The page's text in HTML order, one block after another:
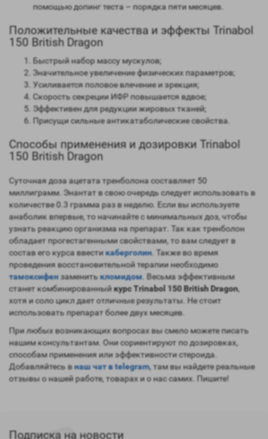
помощью допинг теста – порядка пяти месяцев.
Положительные качества и эффекты Trinabol
150 British Dragon
Быстрый набор массу мускулов;
Значительное увеличение физических параметров;
Усиливается половое влечение и эрекция;
Скорость секреции ИФР повышается вдвое;
Эффективен для редукции жировых тканей;
Присущи сильные антикатаболические свойства.
Способы применения и дозировки Trinabol
150 British Dragon
Суточная доза ацетата тренболона составляет 50
миллиграмм. Энантат в свою очередь следует использовать в
количестве 0.3 грамма раз в неделю. Если вы используете
анаболик впервые, то начинайте с минимальных доз, чтобы
узнать реакцию организма на препарат. Так как тренболон
обладает прогестагенными свойствами, то вам следует в
состав его курса ввестикаберголин. Также во время
проведения восстановительной терапии необходимо
тамоксифензаменитькломидом . Весьма эффективным
станет комбинированныйкурс Trinabol 150 British Dragon,
хотя и соло цикл дает отличные результаты. Не стоит
использовать препарат более двух месяцев.
При любых возникающих вопросах вы смело можете писать
нашим консультантам. Они сориентируют по дозировках,
способам применения или эффективности стероида.
Добавляйтесь внаш чат в telegram, там вы найдете реальные
отзывы о нашей работе, товарах и о нас самих. Пишите!
Подписка на новости